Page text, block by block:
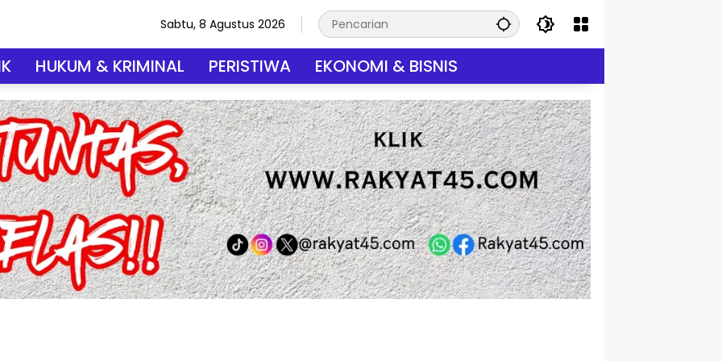
Sabtu, 8 Agustus 2026
HUKUM & KRIMINAL PERISTIWA EKONOMI & BISNIS